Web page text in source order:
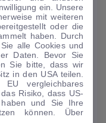
Guter Preis4
Details
Rate anpassen
komb. 0 g/km ·
ein. Unsere
mit weiteren
oder die
haben. Durch
alle Cookies und
Daten. Bevor Sie
Sie bitte, dass wir
in den USA teilen.
vergleichbares
Risiko, dass US-
und Sie Ihre
können. Über